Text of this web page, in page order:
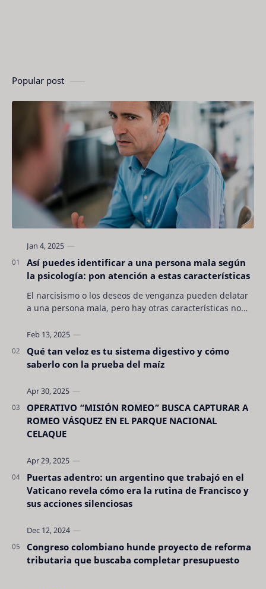
Popular post
Así puedes identificar a una persona mala según
la psicología: pon atención a estas características
El narcisismo o los deseos de venganza pueden delatar
a una persona mala, pero hay otras características no
Qué tan veloz es tu sistema digestivo y cómo
saberlo con la prueba del maíz
OPERATIVO “MISIÓN ROMEO” BUSCA CAPTURAR A
ROMEO VÁSQUEZ EN EL PARQUE NACIONAL
CELAQUE
Puertas adentro: un argentino que trabajó en el
Vaticano revela cómo era la rutina de Francisco y
sus acciones silenciosas
Congreso colombiano hunde proyecto de reforma
tributaria que buscaba completar presupuesto